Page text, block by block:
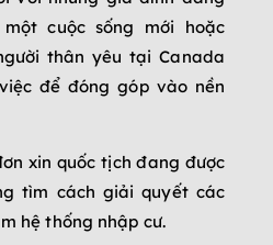
cuộc sống mới hoặc
thân yêu tại Canada
để đóng góp vào nền
xin quốc tịch đang được
tìm cách giải quyết các
hệ thống nhập cư.